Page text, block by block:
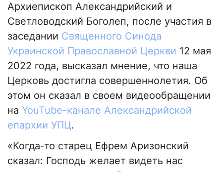
Архиепископ Александрийский и
Светловодский Боголеп, после участия в
заседании Священного Синода
Украинской Православной Церкви 12 мая
2022 года, высказал мнение, что наша
Церковь достигла совершеннолетия. Об
этом он сказал в своем видеообращении
на YouTube-канале Александрийской
епархии УПЦ.
«Когда-то старец Ефрем Аризонский
сказал: Господь желает видеть нас